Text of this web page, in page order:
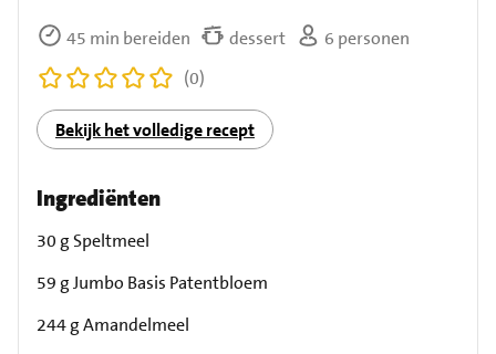
45 min bereiden dessert
6 personen
(0)
Bekijk het volledige recept
Ingrediënten
30 g Speltmeel
59 g Jumbo Basis Patentbloem
244 g Amandelmeel